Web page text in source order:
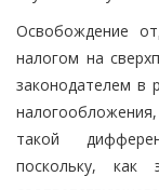
Освобождение
налогом на
законодателем в
такой
поскольку, как